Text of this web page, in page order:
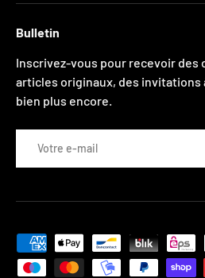
Bulletin
Inscrivez-vous pour recevoir des
articles originaux, des invitations
bien plus encore.
Moyens de paiement acceptés